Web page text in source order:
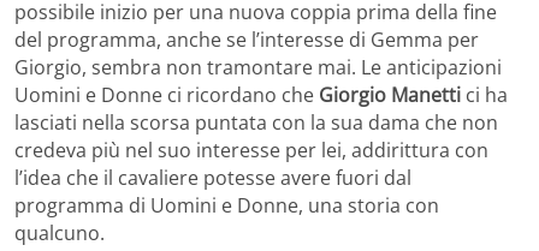
possibile inizio per una nuova coppia prima della fine
del programma, anche se l’interesse di Gemma per
Giorgio, sembra non tramontare mai. Le anticipazioni
Uomini e Donne ci ricordano che Giorgio Manetti ci ha
lasciati nella scorsa puntata con la sua dama che non
credeva più nel suo interesse per lei, addirittura con
l’idea che il cavaliere potesse avere fuori dal
programma di Uomini e Donne, una storia con
qualcuno.